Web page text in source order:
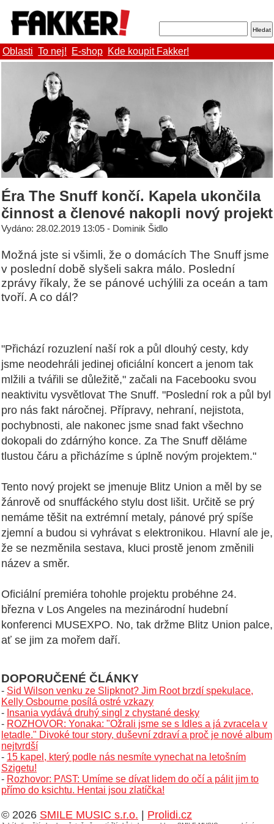
Oblasti To nej! E-shop Kde koupit Fakker!
Éra The Snuff končí. Kapela ukončila
činnost a členové nakopli nový projekt
Vydáno: 28.02.2019 13:05 - Dominik Šidlo
Možná jste si všimli, že o domácích The Snuff jsme
v poslední době slyšeli sakra málo. Poslední
zprávy říkaly, že se pánové uchýlili za oceán a tam
tvoří. A co dál?
"Přichází rozuzlení naší rok a půl dlouhý cesty, kdy
jsme neodehráli jedinej oficiální koncert a jenom tak
mlžili a tvářili se důležitě," začali na Facebooku svou
neaktivitu vysvětlovat The Snuff. "Poslední rok a půl byl
pro nás fakt náročnej. Přípravy, nehraní, nejistota,
pochybnosti, ale nakonec jsme snad fakt všechno
dokopali do zdárnýho konce. Za The Snuff děláme
tlustou čáru a přicházíme s úplně novým projektem."
Tento nový projekt se jmenuje Blitz Union a měl by se
žánrově od snuffáckého stylu dost lišit. Určitě se prý
nemáme těšit na extrémní metaly, pánové prý spíše
zjemní a budou si vyhrávat s elektronikou. Hlavní ale je,
že se nezměnila sestava, kluci prostě jenom změnili
název a směr.
Oficiální premiéra tohohle projektu probéhne 24.
března v Los Angeles na mezinárodní hudební
konferenci MUSEXPO. No, tak držme Blitz Union palce,
ať se jim za mořem daří.
DOPORUČENÉ ČLÁNKY
- Sid Wilson venku ze Slipknot? Jim Root brzdí spekulace,
Kelly Osbourne posílá ostré vzkazy
- Insania vydává druhý singl z chystané desky
- ROZHOVOR: Yonaka: "Ožrali jsme se s Idles a já zvracela v
letadle." Divoké tour story, duševní zdraví a proč je nové album
nejtvrdší
- 15 kapel, který podle nás nesmíte vynechat na letošním
Szigetu!
- Rozhovor: P/\ST: Umíme se dívat lidem do očí a pálit jim to
přímo do ksichtu. Hentai jsou zlatíčka!
© 2026 SMILE MUSIC s.r.o. Prolidi.cz